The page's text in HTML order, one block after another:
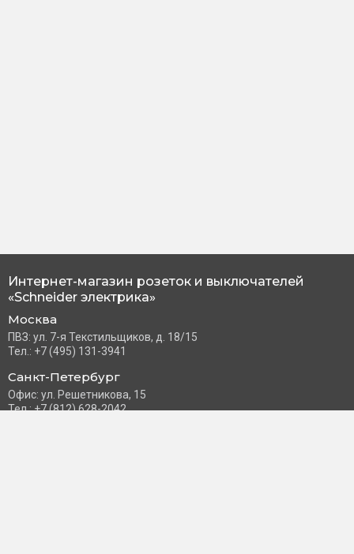
Интернет-магазин розеток и выключателей
«Schneider электрика»
Москва
ПВЗ: ул. 7-я Текстильщиков, д. 18/15
Тел.: +7 (495) 131-3941
Санкт-Петербург
Офис: ул. Решетникова, 15
Тел.: +7 (812) 628-2042